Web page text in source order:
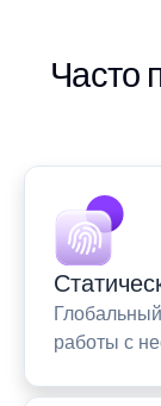
Часто
работы с